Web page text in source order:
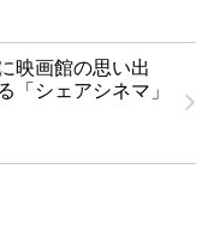
映画館の思い出
「シェアシネマ」